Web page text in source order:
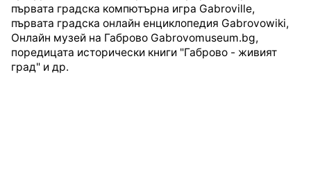
първата градска компютърна игра Gabroville,
първата градска онлайн енциклопедия Gabrovowiki,
Онлайн музей на Габрово Gabrovomuseum.bg,
поредицата исторически книги "Габрово - живият
град" и др.